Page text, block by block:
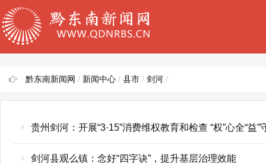
黔东南新闻网 / 新闻中心 / 县市 / 剑河 /
贵州剑河：开展“3·15”消费维权教育和检查 “权”心全“益”
剑河县观么镇：念好“四字诀”，提升基层治理效能